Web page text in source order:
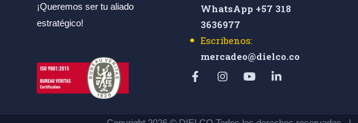
¡Queremos ser tu aliado
estratégico!
WhatsApp +57 318
3636977
Escríbenos:
mercadeo@dielco.co